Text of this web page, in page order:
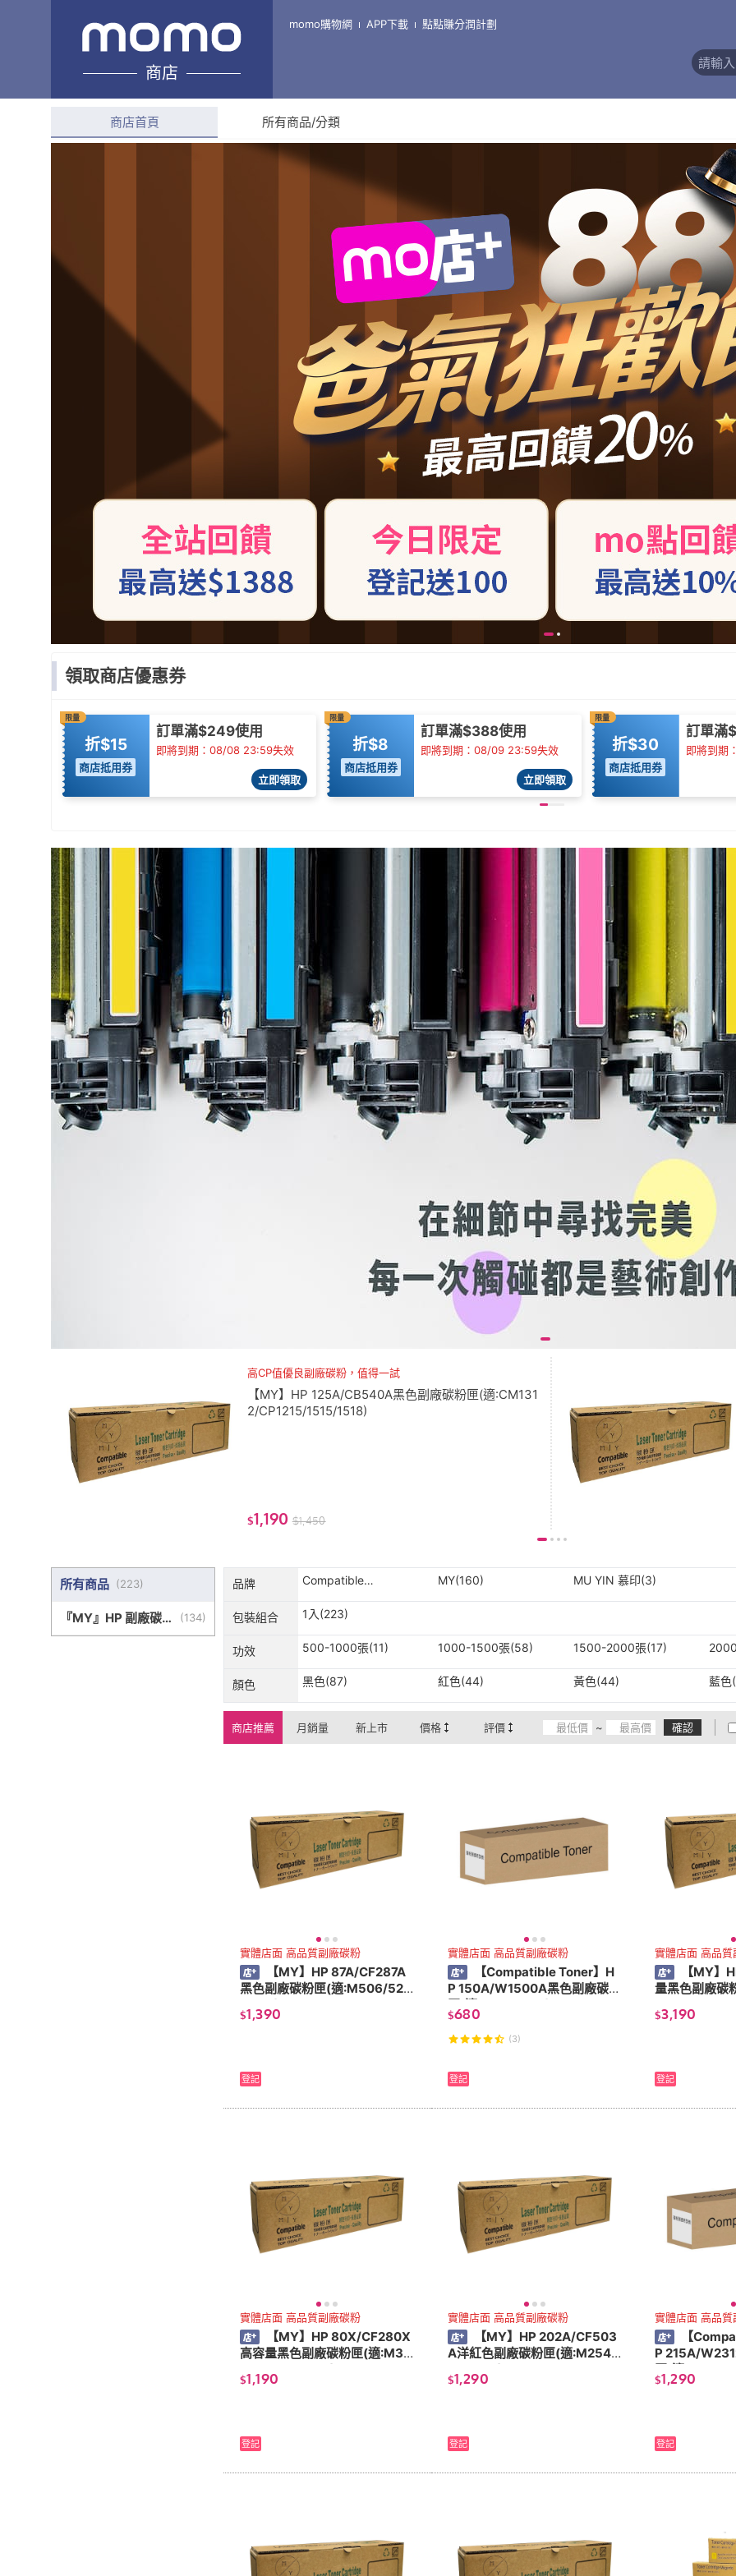
商店
momo購物網 APP下載 點點賺分潤計劃
慕印科技｜專精於維修印表機、事務機、把關耗材品
質
綜合評分
商店首頁 所有商品/分類
領取商店優惠券
限量
折$15
商店抵用券
訂單滿$249使用
即將到期：08/08 23:59失效
立即領取
限量
折$8
商店抵用券
訂單滿$388使用
即將到期：08/09 23:59失效
立即領取
限量
折$30
商店抵用券
訂單滿
即將到期
高CP值優良副廠碳粉，值得一試
【MY】HP 125A/CB540A黑色副廠碳粉匣(適:CM131
2/CP1215/1515/1518)
$1,190 $1,450
所有商品 (223)
『MY』HP 副廠碳
粉匣
(134)
品牌
Compatible
MY(160) MU YIN 慕印(3)
包裝組合 1入(223)
功效 500-1000張(11) 1000-1500張(58) 1500-2000張(17)
顏色 黑色(87) 紅色(44) 黃色(44) 藍色
商店推薦 月銷量 新上市 價格 評價 ~ 確認
實體店面 高品質副廠碳粉
【MY】HP 87A/CF287A
黑色副廠碳粉匣(適:M506/52
7/501)
$1,390
登記
實體店面 高品質副廠碳粉
【Compatible Toner】H
P 150A/W1500A黑色副廠碳粉
匣(適:M111/M141)
$680
(3)
登記
實體店面 高品質
【MY】
量黑色副廠碳
$3,190
登記
實體店面 高品質副廠碳粉
【MY】HP 80X/CF280X
高容量黑色副廠碳粉匣(適:M35
1/375/451/475)
$1,190
登記
實體店面 高品質副廠碳粉
【MY】HP 202A/CF503
A洋紅色副廠碳粉匣(適:M254/
280/281)
$1,290
登記
實體店面 高品質
【
P 215A/
匣(適:M155/
$1,290
登記